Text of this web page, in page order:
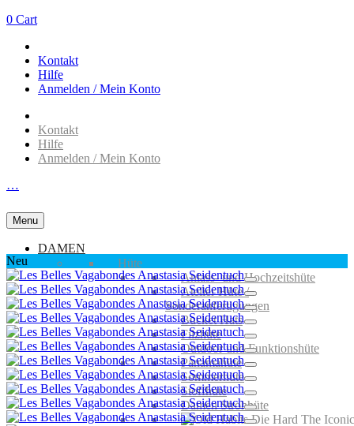
0 Cart
Kontakt
Hilfe
Anmelden / Mein Konto
Kontakt
Hilfe
Anmelden / Mein Konto
…
Menu
DAMEN
Hüte
Anlass- und Hochzeitshüte
Atelier Hüte /
Sonderanfertigungen
Bucket Hats
Filzhüte
Outdoor und Funktionshüte
Panamahüte
Sommerhüte
Stoffhüte
Damen Strohhüte
Neu